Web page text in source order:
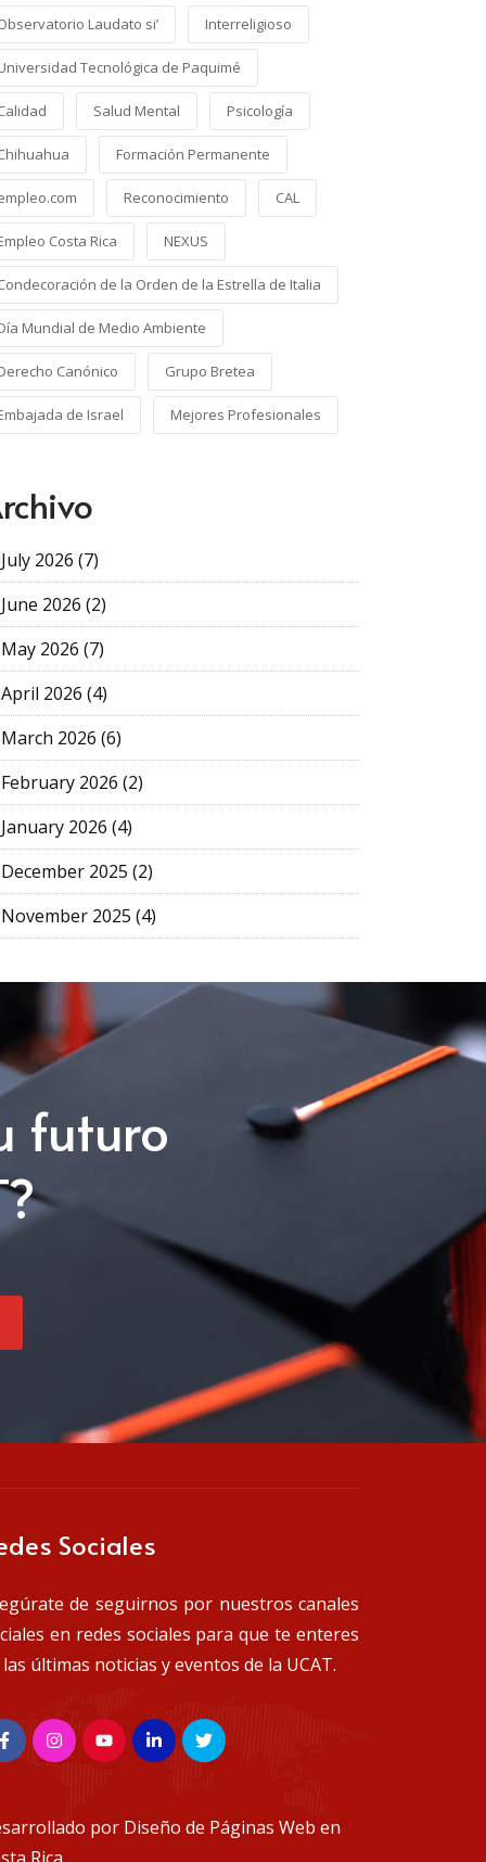
Laudato si’ Interreligioso
Tecnológica de Paquimé
Salud Mental Psicología
Formación Permanente
Reconocimiento CAL
Costa Rica NEXUS
de la Orden de la Estrella de Italia
Mundial de Medio Ambiente
Canónico Grupo Bretea
de Israel Mejores Profesionales
July 2026 (7)
June 2026 (2)
May 2026 (7)
April 2026 (4)
March 2026 (6)
February 2026 (2)
January 2026 (4)
December 2025 (2)
November 2025 (4)
futuro
Sociales
de seguirnos por nuestros canales
en redes sociales para que te enteres
últimas noticias y eventos de la UCAT.
por Diseño de Páginas Web en